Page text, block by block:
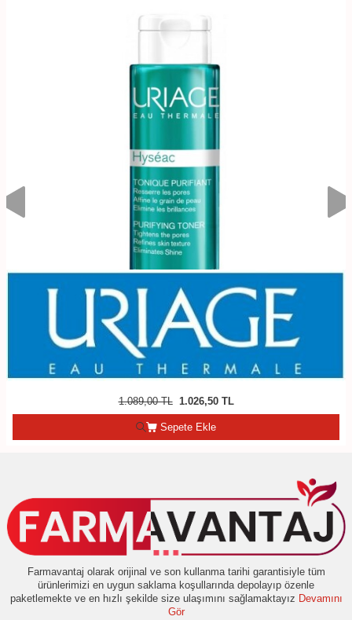
1.089,00TL 1.026,50TL
Sepete Ekle
Farmavantaj olarak orijinal ve son kullanma tarihi garantisiyle tüm
ürünlerimizi en uygun saklama koşullarında depolayıp özenle
paketlemekte ve en hızlı şekilde size ulaşımını sağlamaktayız Devamını
Gör